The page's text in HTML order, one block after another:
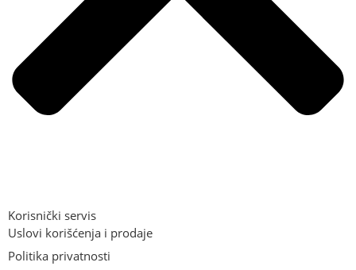
Korisnički servis
Uslovi korišćenja i prodaje
Politika privatnosti